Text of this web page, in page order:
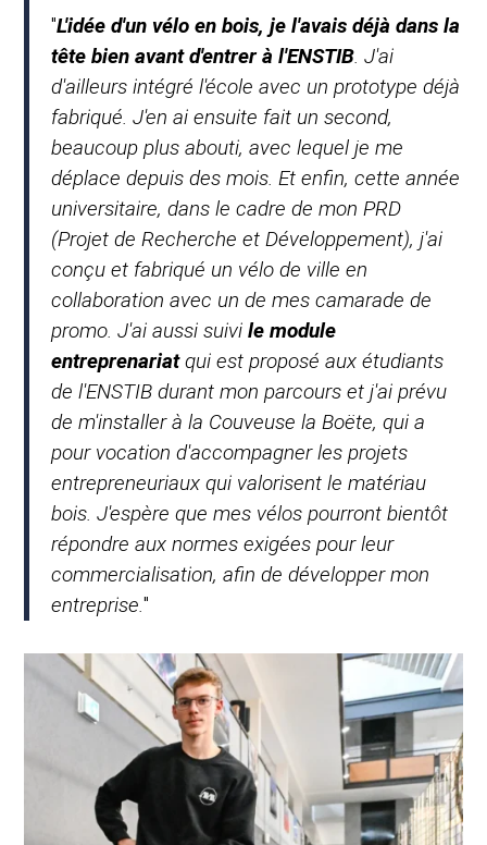
"L'idée d'un vélo en bois, je l'avais déjà dans la
tête bien avant d'entrer à l'ENSTIB. J'ai
d'ailleurs intégré l'école avec un prototype déjà
fabriqué. J'en ai ensuite fait un second,
beaucoup plus abouti, avec lequel je me
déplace depuis des mois. Et enfin, cette année
universitaire, dans le cadre de mon PRD
(Projet de Recherche et Développement), j'ai
conçu et fabriqué un vélo de ville en
collaboration avec un de mes camarade de
promo. J'ai aussi suivile module
entreprenariatqui est proposé aux étudiants
de l'ENSTIB durant mon parcours et j'ai prévu
de m'installer à la Couveuse la Boëte, qui a
pour vocation d'accompagner les projets
entrepreneuriaux qui valorisent le matériau
bois. J'espère que mes vélos pourront bientôt
répondre aux normes exigées pour leur
commercialisation, afin de développer mon
entreprise."